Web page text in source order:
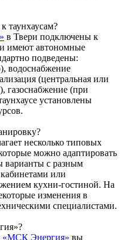
таунхаусам?
в Твери подключены к
имеют автономные
подведены:
водоснабжение
(центральная или
газоснабжение (при
установлены
несколько типовых
можно адаптировать
варианты с разным
или
кухни-гостиной. На
изменения в
специалистами.
«МСК Энергия» вы